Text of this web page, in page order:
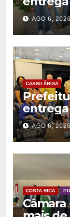
para
na rede
AGO 6, 2026
CASSILÂNDIA
entrega
AGO 6,
COSTA RICA
Câmara